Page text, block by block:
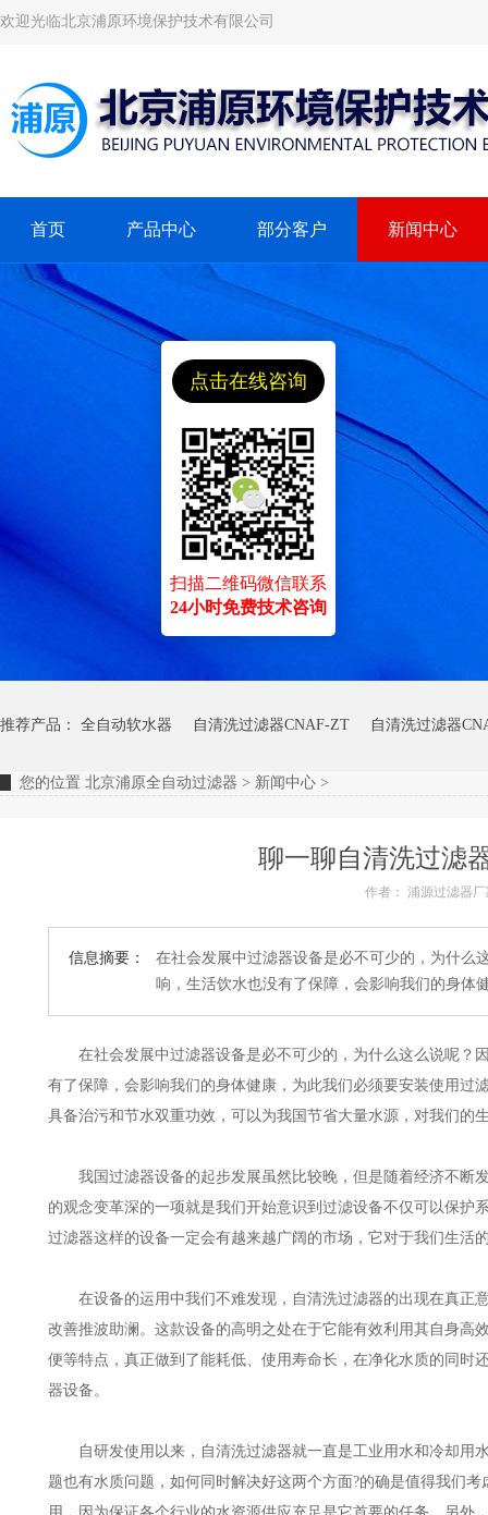
欢迎光临北京浦原环境保护技术有限公司
首页 产品中心 部分客户 新闻中心
推荐产品： 全自动软水器 自清洗过滤器CNAF-ZT 自清洗过滤器
您的位置 北京浦原全自动过滤器 > 新闻中心 >
聊一聊自清洗过滤
作者： 浦源过滤器
信息摘要：
在社会发展中过滤器设备是必不可少的，为什么
响，生活饮水也没有了保障，会影响我们的身体
在社会发展中过滤器设备是必不可少的，为什么这么说呢？
有了保障，会影响我们的身体健康，为此我们必须要安装使用过
具备治污和节水双重功效，可以为我国节省大量水源，对我们的
我国过滤器设备的起步发展虽然比较晚，但是随着经济不断
的观念变革深的一项就是我们开始意识到过滤设备不仅可以保
过滤器这样的设备一定会有越来越广阔的市场，它对于我们生活
在设备的运用中我们不难发现，自清洗过滤器的出现在真正
改善推波助澜。这款设备的高明之处在于它能有效利用其自身高
便等特点，真正做到了能耗低、使用寿命长，在净化水质的同时
器设备。
自研发使用以来，自清洗过滤器就一直是工业用水和冷却用
题也有水质问题，如何同时解决好这两个方面?的确是值得我们
点击在线咨询
扫描二维码微信联系
24小时免费技术咨询